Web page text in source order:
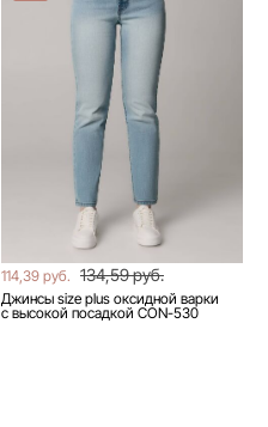
114,39 руб. 134,59 руб.
Джинсы size plus оксидной варки
с высокой посадкой CON-530